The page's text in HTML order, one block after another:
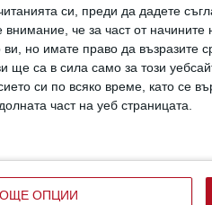
си, преди да дадете
че за част от
ви, но имате право да възразите
ще са в сила само за този
си по всяко време, като се
част на уеб страницата.
ОЩЕ ОПЦИИ
тези изискват най-
най-зареждащи“- написа
с Ноа правят сложни